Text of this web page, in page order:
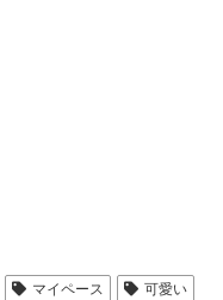
マイペース
可愛い